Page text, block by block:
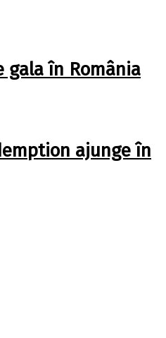
gala în România
ajunge în